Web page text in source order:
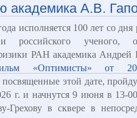
академика А.В.
исполняется 100 лет со
и российского ученого,
РАН академика Андрей
«Оптимисты» от
посвященные этой дате,
г. и начнутся 9 июня в 13-
Грехову в сквере в